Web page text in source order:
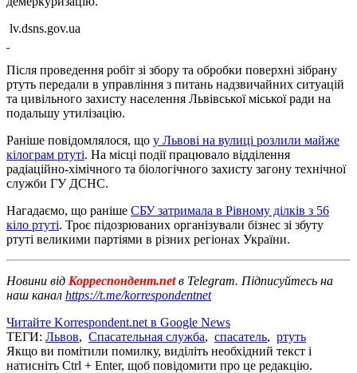
lv.dsns.gov.ua
Після проведення робіт зі збору та обробки поверхні зібрану
ртуть передали в управління з питань надзвичайних ситуацій
та цивільного захисту населення Львівської міської ради на
подальшу утилізацію.
Раніше повідомлялося, що у Львові на вулиці розлили майже
кілограм ртуті. На місці події працювало відділення
радіаційно-хімічного та біологічного захисту загону технічної
служби ГУ ДСНС.
Нагадаємо, що раніше СБУ затримала в Рівному ділків з 56
кіло ртуті. Троє підозрюваних організували бізнес зі збуту
ртуті великими партіями в різних регіонах України.
Новини від Корреспондент.netв Telegram. Підписуйтесь на
наш канал https://t.me/korrespondentnet
Читайте Korrespondent.net в Google News
ТЕГИ: Львов, Спасательная служба, спасатель, ртуть
Якщо ви помітили помилку, виділіть необхідний текст і
натисніть Ctrl + Enter, щоб повідомити про це редакцію.